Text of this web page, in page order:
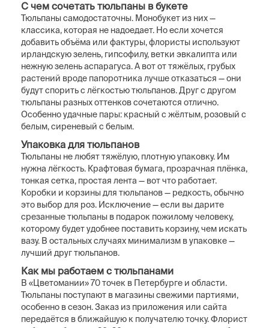
С чем сочетать тюльпаны в букете
Тюльпаны самодостаточны. Монобукет из них —
классика, которая не надоедает. Но если хочется
добавить объёма или фактуры, флористы используют
ирландскую зелень, гипсофилу, ветки эвкалипта или
нежную зелень аспарагуса. А вот от тяжёлых, грубых
растений вроде папоротника лучше отказаться — они
будут спорить с лёгкостью тюльпанов. Друг с другом
тюльпаны разных оттенков сочетаются отлично.
Особенно удачные пары: красный с жёлтым, розовый с
белым, сиреневый с белым.
Упаковка для тюльпанов
Тюльпаны не любят тяжёлую, плотную упаковку. Им
нужна лёгкость. Крафтовая бумага, прозрачная плёнка,
тонкая сетка, простая лента — вот что работает.
Коробки и корзины для тюльпанов — редкость, обычно
это выбор для роз. Исключение — если вы дарите
срезанные тюльпаны в подарок пожилому человеку,
которому будет удобнее поставить корзину, чем искать
вазу. В остальных случаях минимализм в упаковке —
лучший друг тюльпанов.
Как мы работаем с тюльпанами
В «Цветомании» 70 точек в Петербурге и области.
Тюльпаны поступают в магазины свежими партиями,
особенно в сезон. Заказ из приложения или сайта
передаётся в ближайшую к получателю точку. Флорист